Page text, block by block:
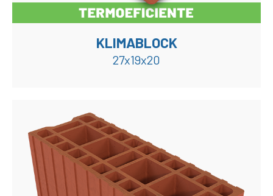
KLIMABLOCK
27x19x20